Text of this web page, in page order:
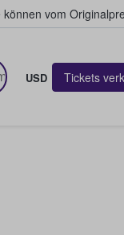
können vom
USD Tickets